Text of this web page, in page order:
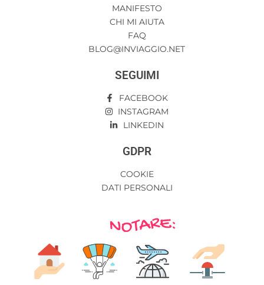
MANIFESTO
CHI MI AIUTA
FAQ
BLOG@INVIAGGIO.NET
SEGUIMI
FACEBOOK
INSTAGRAM
LINKEDIN
GDPR
COOKIE
DATI PERSONALI